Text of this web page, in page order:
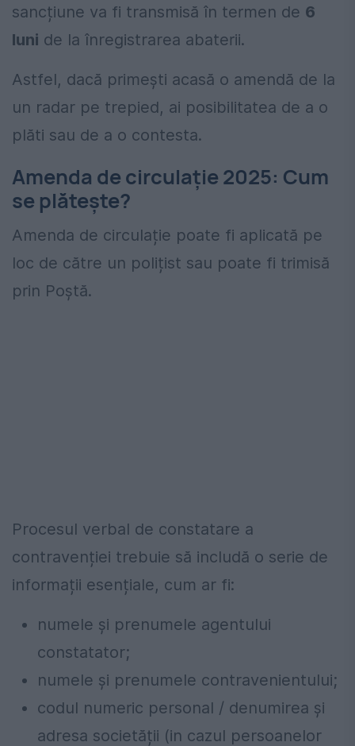
sancțiune va fi transmisă în termen de 6
luni de la înregistrarea abaterii.
Astfel, dacă primești acasă o amendă de la
un radar pe trepied, ai posibilitatea de a o
plăti sau de a o contesta.
Amenda de circulație 2025: Cum
se plătește?
Amenda de circulație poate fi aplicată pe
loc de către un polițist sau poate fi trimisă
prin Poștă.
Procesul verbal de constatare a
contravenției trebuie să includă o serie de
informații esențiale, cum ar fi:
numele și prenumele agentului
constatator;
numele și prenumele contravenientului;
codul numeric personal / denumirea și
adresa societății (in cazul persoanelor